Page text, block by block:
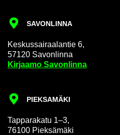
SA­VON­LIN­NA
Kes­kus­sai­raa­lan­tie 6,
57120 Sa­von­lin­na
Kir­jaa­mo Sa­von­lin­na
PIEK­SA­MÄ­KI
Tap­pa­ra­ka­tu 1–3,
76100 Piek­sä­mä­ki